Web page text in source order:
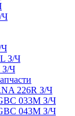
Ч
Ч
З/Ч
Ч
226R З/Ч
033M З/Ч
043M З/Ч